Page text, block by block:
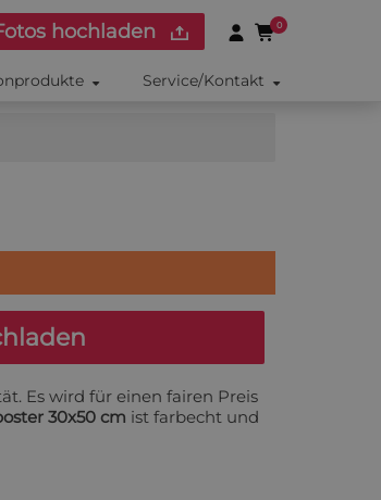
hochladen 0
Service/Kontakt
Es wird für einen fairen Preis
30x50 cm ist farbecht und